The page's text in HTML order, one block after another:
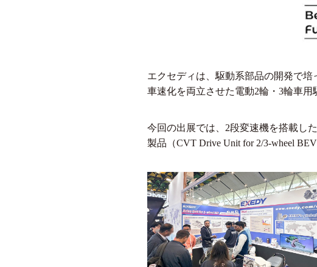
エクセディは、駆動系部品の開発で
車速化を両立させた電動2輪・3輪車用
今回の出展では、2段変速機を搭載し
製品（CVT Drive Unit for 2/3-wheel